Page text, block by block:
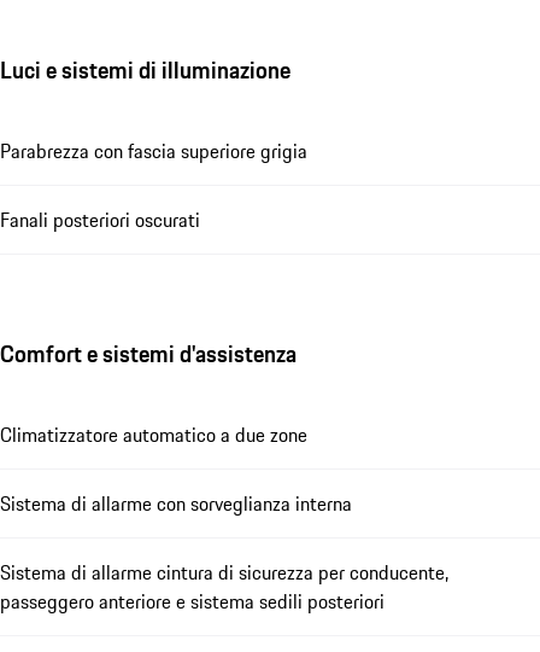
Luci e sistemi di illuminazione
Parabrezza con fascia superiore grigia
Fanali posteriori oscurati
Comfort e sistemi d'assistenza
Climatizzatore automatico a due zone
Sistema di allarme con sorveglianza interna
Sistema di allarme cintura di sicurezza per conducente,
passeggero anteriore e sistema sedili posteriori